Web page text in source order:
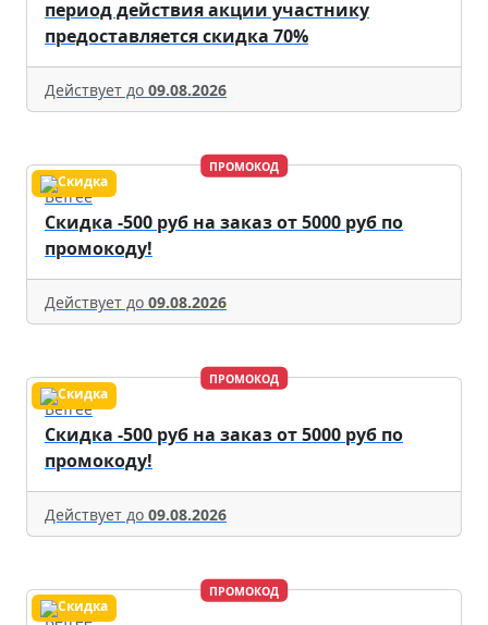
период действия акции участнику
предоставляется скидка 70%
Действует до 09.08.2026
ПРОМОКОД
Befree
Скидка -500 руб на заказ от 5000 руб по
промокоду!
Действует до 09.08.2026
ПРОМОКОД
Befree
Скидка -500 руб на заказ от 5000 руб по
промокоду!
Действует до 09.08.2026
ПРОМОКОД